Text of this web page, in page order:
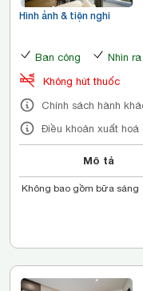
Hình ảnh & tiện nghi
Ban công Nhìn
Không hút thuốc
Chính sách hành
Điều khoản xuất hoá
Mô tả
Không bao gồm bữa sáng